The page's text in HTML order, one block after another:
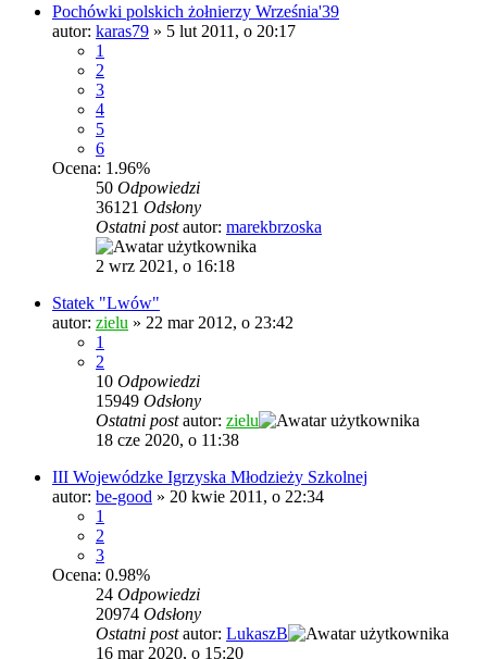
Pochówki polskich żołnierzy Września'39
autor: karas79 » 5 lut 2011, o 20:17
1
2
3
4
5
6
Ocena: 1.96%
50 Odpowiedzi
36121 Odsłony
Ostatni postautor: marekbrzoska
2 wrz 2021, o 16:18
Statek "Lwów"
autor: zielu » 22 mar 2012, o 23:42
1
2
10 Odpowiedzi
15949 Odsłony
Ostatni postautor: zielu
18 cze 2020, o 11:38
III Wojewódzke Igrzyska Młodzieży Szkolnej
autor: be-good » 20 kwie 2011, o 22:34
1
2
3
Ocena: 0.98%
24 Odpowiedzi
20974 Odsłony
Ostatni postautor: LukaszB
16 mar 2020, o 15:20